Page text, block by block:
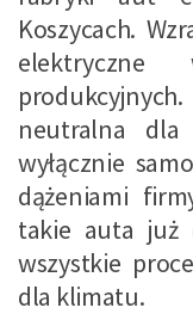
Koszycach.
elektryczne
neutralna
wyłącznie
dążeniami
takie auta już
wszystkie
dla klimatu.